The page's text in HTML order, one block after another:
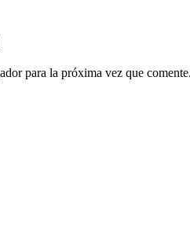
para la próxima vez que comente.